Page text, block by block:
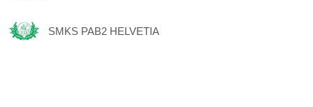
SMKS PAB2 HELVETIA